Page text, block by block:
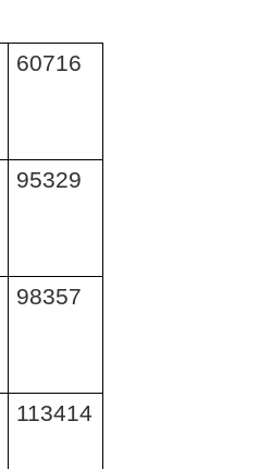
60716
95329
98357
113414